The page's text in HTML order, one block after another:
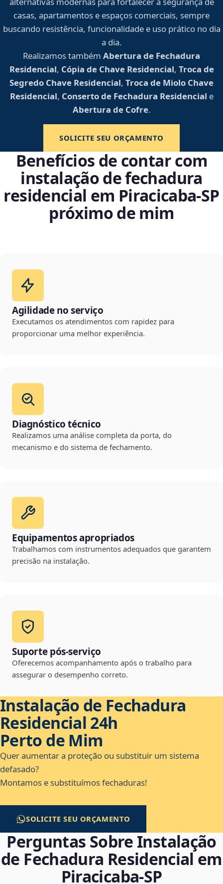
casas, apartamentos e espaços comerciais, sempre
buscando resistência, funcionalidade e uso prático no dia
a dia.
Realizamos também Abertura de Fechadura
Residencial, Cópia de Chave Residencial, Troca de
Segredo Chave Residencial, Troca de Miolo Chave
Residencial, Conserto de Fechadura Residencial e
Abertura de Cofre.
SOLICITE SEU ORÇAMENTO
Benefícios de contar com
instalação de fechadura
residencial em Piracicaba‑SP
próximo de mim
Agilidade no serviço
Executamos os atendimentos com rapidez para
proporcionar uma melhor experiência.
Diagnóstico técnico
Realizamos uma análise completa da porta, do
mecanismo e do sistema de fechamento.
Equipamentos apropriados
Trabalhamos com instrumentos adequados que garantem
precisão na instalação.
Suporte pós-serviço
Oferecemos acompanhamento após o trabalho para
assegurar o desempenho correto.
Instalação de Fechadura
Residencial 24h
Perto de Mim
Quer aumentar a proteção ou substituir um sistema
defasado?
Montamos e substituímos fechaduras!
SOLICITE SEU ORÇAMENTO
Perguntas Sobre Instalação
de Fechadura Residencial em
Piracicaba‑SP